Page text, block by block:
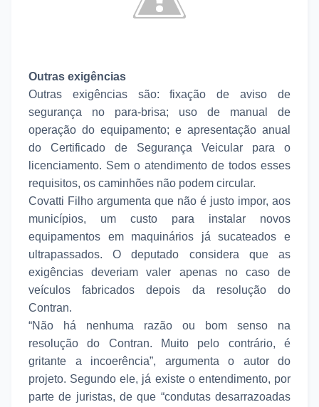
Outras exigências
Outras exigências são: fixação de aviso de
segurança no para-brisa; uso de manual de
operação do equipamento; e apresentação anual
do Certificado de Segurança Veicular para o
licenciamento. Sem o atendimento de todos esses
requisitos, os caminhões não podem circular.
Covatti Filho argumenta que não é justo impor, aos
municípios, um custo para instalar novos
equipamentos em maquinários já sucateados e
ultrapassados. O deputado considera que as
exigências deveriam valer apenas no caso de
veículos fabricados depois da resolução do
Contran.
“Não há nenhuma razão ou bom senso na
resolução do Contran. Muito pelo contrário, é
gritante a incoerência”, argumenta o autor do
projeto. Segundo ele, já existe o entendimento, por
parte de juristas, de que “condutas desarrazoadas